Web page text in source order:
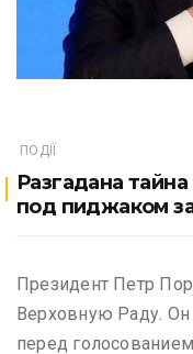
ПОДІЇ
Разгадана
под пиджаком
Президент Петр
Верховную Раду. Он
перед